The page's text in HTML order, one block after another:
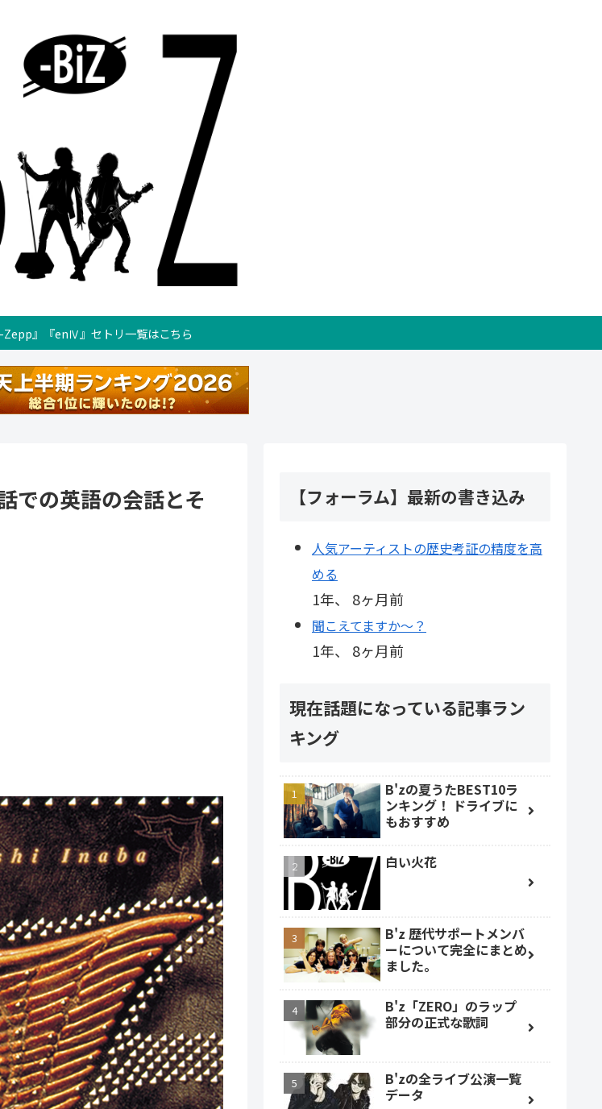
Zepp』『enⅣ』セトリ一覧はこちら
での英語の会話とそ
【フォーラム】最新の書き込み
人気アーティストの歴史考証の精度を高
める
1年、 8ヶ月前
聞こえてますか～？
1年、 8ヶ月前
現在話題になっている記事ラン
キング
B'zの夏うたBEST10ラ
ンキング！ ドライブに
もおすすめ
白い火花
B'z 歴代サポートメンバ
ーについて完全にまとめ
ました。
B'z「ZERO」のラップ
部分の正式な歌詞
B'zの全ライブ公演一覧
データ